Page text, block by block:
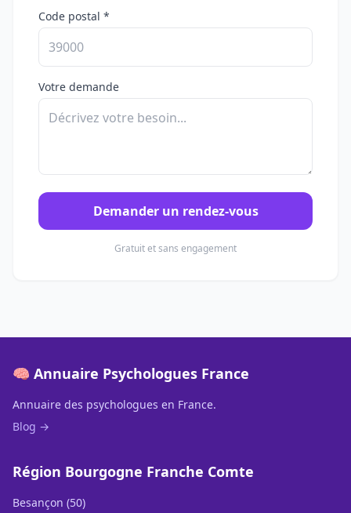
Code postal *
Votre demande
Demander un rendez-vous
Gratuit et sans engagement
🧠 Annuaire Psychologues France
Annuaire des psychologues en France.
Blog →
Région Bourgogne Franche Comte
Besançon (50)